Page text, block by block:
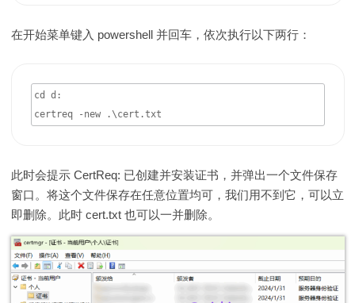
在开始菜单键入 powershell 并回车，依次执行以下两行：
cd d:
certreq -new .\cert.txt
此时会提示 CertReq: 已创建并安装证书，并弹出一个文件保存
窗口。将这个文件保存在任意位置均可，我们用不到它，可以立
即删除。此时 cert.txt 也可以一并删除。